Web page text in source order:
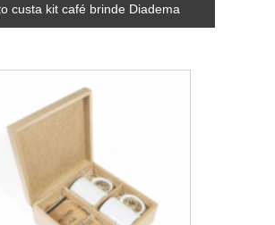
custa kit café brinde Diadema